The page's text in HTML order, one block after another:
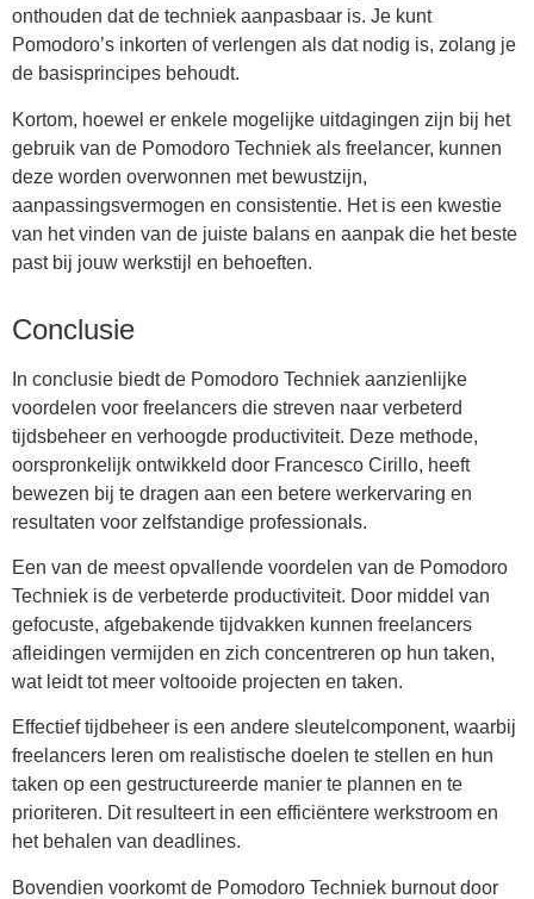
onthouden dat de techniek aanpasbaar is. Je kunt
Pomodoro’s inkorten of verlengen als dat nodig is, zolang je
de basisprincipes behoudt.
Kortom, hoewel er enkele mogelijke uitdagingen zijn bij het
gebruik van de Pomodoro Techniek als freelancer, kunnen
deze worden overwonnen met bewustzijn,
aanpassingsvermogen en consistentie. Het is een kwestie
van het vinden van de juiste balans en aanpak die het beste
past bij jouw werkstijl en behoeften.
Conclusie
In conclusie biedt de Pomodoro Techniek aanzienlijke
voordelen voor freelancers die streven naar verbeterd
tijdsbeheer en verhoogde productiviteit. Deze methode,
oorspronkelijk ontwikkeld door Francesco Cirillo, heeft
bewezen bij te dragen aan een betere werkervaring en
resultaten voor zelfstandige professionals.
Een van de meest opvallende voordelen van de Pomodoro
Techniek is de verbeterde productiviteit. Door middel van
gefocuste, afgebakende tijdvakken kunnen freelancers
afleidingen vermijden en zich concentreren op hun taken,
wat leidt tot meer voltooide projecten en taken.
Effectief tijdbeheer is een andere sleutelcomponent, waarbij
freelancers leren om realistische doelen te stellen en hun
taken op een gestructureerde manier te plannen en te
prioriteren. Dit resulteert in een efficiëntere werkstroom en
het behalen van deadlines.
Bovendien voorkomt de Pomodoro Techniek burnout door